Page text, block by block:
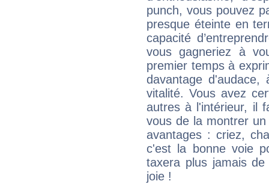
punch, vous pouvez
presque éteinte en
capacité
vous gagneriez à
premier temps à
davantage
vitalité. Vous avez
autres à l'intérieur, il
vous de la montrer
avantages : criez,
c'est la bonne voie
taxera plus jamais
joie !